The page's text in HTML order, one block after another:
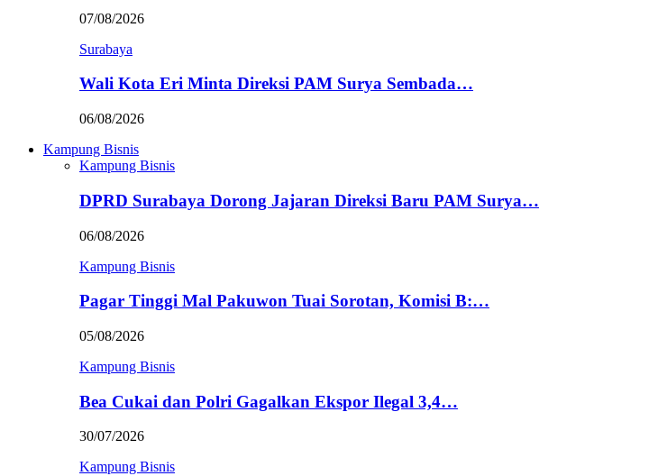
07/08/2026
Surabaya
Wali Kota Eri Minta Direksi PAM Surya Sembada…
06/08/2026
Kampung Bisnis
Kampung Bisnis
DPRD Surabaya Dorong Jajaran Direksi Baru PAM Surya…
06/08/2026
Kampung Bisnis
Pagar Tinggi Mal Pakuwon Tuai Sorotan, Komisi B:…
05/08/2026
Kampung Bisnis
Bea Cukai dan Polri Gagalkan Ekspor Ilegal 3,4…
30/07/2026
Kampung Bisnis